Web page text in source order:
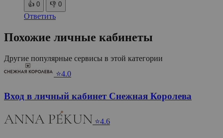
👍 0 👎 0
Ответить
Похожие личные кабинеты
Другие популярные сервисы в этой категории
⭐4.0
Вход в личный кабинет Снежная Королева
⭐4.6